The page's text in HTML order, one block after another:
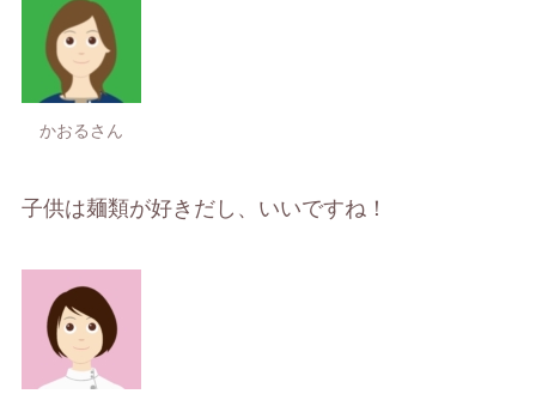
かおるさん
子供は麺類が好きだし、いいですね！